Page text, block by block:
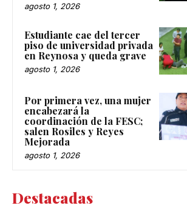
agosto 1, 2026
Estudiante cae del tercer
piso de universidad privada
en Reynosa y queda grave
agosto 1, 2026
Por primera vez, una mujer
encabezará la
coordinación de la FESC;
salen Rosiles y Reyes
Mejorada
agosto 1, 2026
Destacadas